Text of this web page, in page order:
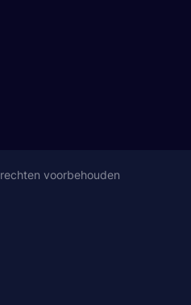
voorbehouden